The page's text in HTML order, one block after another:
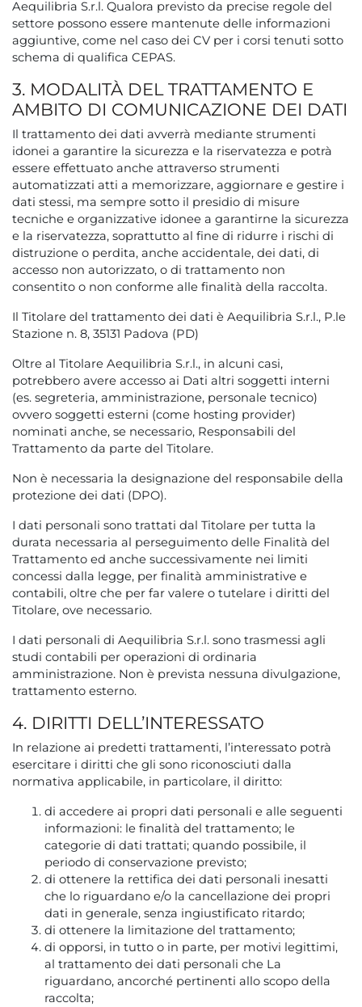
Aequilibria S.r.l. Qualora previsto da precise regole del
settore possono essere mantenute delle informazioni
aggiuntive, come nel caso dei CV per i corsi tenuti sotto
schema di qualifica CEPAS.
3. MODALITÀ DEL TRATTAMENTO E
AMBITO DI COMUNICAZIONE DEI DATI
Il trattamento dei dati avverrà mediante strumenti
idonei a garantire la sicurezza e la riservatezza e potrà
essere effettuato anche attraverso strumenti
automatizzati atti a memorizzare, aggiornare e gestire i
dati stessi, ma sempre sotto il presidio di misure
tecniche e organizzative idonee a garantirne la sicurezza
e la riservatezza, soprattutto al fine di ridurre i rischi di
distruzione o perdita, anche accidentale, dei dati, di
accesso non autorizzato, o di trattamento non
consentito o non conforme alle finalità della raccolta.
Il Titolare del trattamento dei dati è Aequilibria S.r.l., P.le
Stazione n. 8, 35131 Padova (PD)
Oltre al Titolare Aequilibria S.r.l., in alcuni casi,
potrebbero avere accesso ai Dati altri soggetti interni
(es. segreteria, amministrazione, personale tecnico)
ovvero soggetti esterni (come hosting provider)
nominati anche, se necessario, Responsabili del
Trattamento da parte del Titolare.
Non è necessaria la designazione del responsabile della
protezione dei dati (DPO).
I dati personali sono trattati dal Titolare per tutta la
durata necessaria al perseguimento delle Finalità del
Trattamento ed anche successivamente nei limiti
concessi dalla legge, per finalità amministrative e
contabili, oltre che per far valere o tutelare i diritti del
Titolare, ove necessario.
I dati personali di Aequilibria S.r.l. sono trasmessi agli
studi contabili per operazioni di ordinaria
amministrazione. Non è prevista nessuna divulgazione,
trattamento esterno.
4. DIRITTI DELL’INTERESSATO
In relazione ai predetti trattamenti, l’interessato potrà
esercitare i diritti che gli sono riconosciuti dalla
normativa applicabile, in particolare, il diritto:
di accedere ai propri dati personali e alle seguenti
informazioni: le finalità del trattamento; le
categorie di dati trattati; quando possibile, il
periodo di conservazione previsto;
di ottenere la rettifica dei dati personali inesatti
che lo riguardano e/o la cancellazione dei propri
dati in generale, senza ingiustificato ritardo;
di ottenere la limitazione del trattamento;
di opporsi, in tutto o in parte, per motivi legittimi,
al trattamento dei dati personali che La
riguardano, ancorché pertinenti allo scopo della
raccolta;